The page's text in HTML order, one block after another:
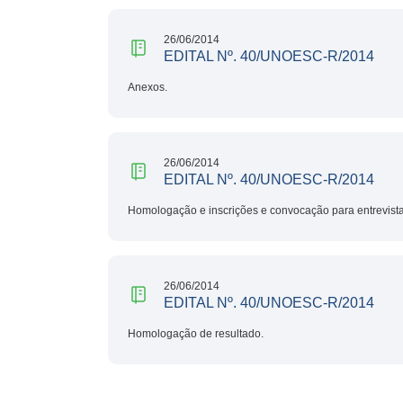
26/06/2014
EDITAL Nº. 40/UNOESC-R/2014
Anexos.
26/06/2014
EDITAL Nº. 40/UNOESC-R/2014
Homologação e inscrições e convocação para
26/06/2014
EDITAL Nº. 40/UNOESC-R/2014
Homologação de resultado.